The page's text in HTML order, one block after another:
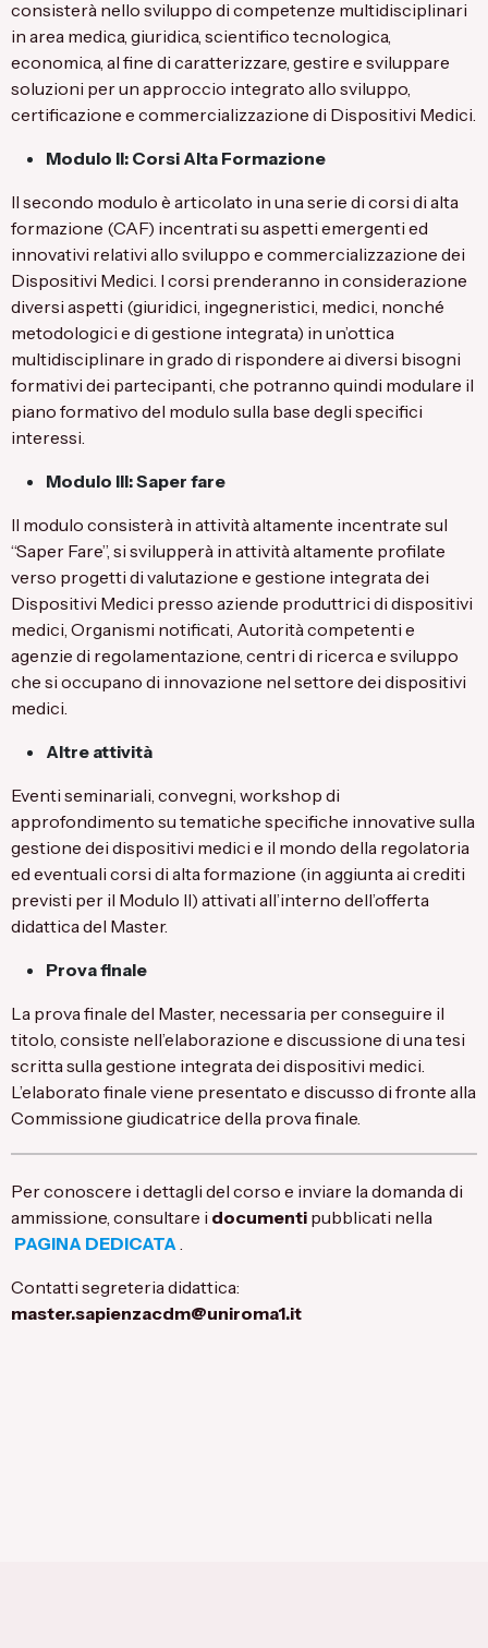
consisterà nello sviluppo di competenze multidisciplinari
in area medica, giuridica, scientifico tecnologica,
economica, al fine di caratterizzare, gestire e sviluppare
soluzioni per un approccio integrato allo sviluppo,
certificazione e commercializzazione di Dispositivi Medici.
Modulo II: Corsi Alta Formazione
Il secondo modulo è articolato in una serie di corsi di alta
formazione (CAF) incentrati su aspetti emergenti ed
innovativi relativi allo sviluppo e commercializzazione dei
Dispositivi Medici. I corsi prenderanno in considerazione
diversi aspetti (giuridici, ingegneristici, medici, nonché
metodologici e di gestione integrata) in un’ottica
multidisciplinare in grado di rispondere ai diversi bisogni
formativi dei partecipanti, che potranno quindi modulare il
piano formativo del modulo sulla base degli specifici
interessi.
Modulo III: Saper fare
Il modulo consisterà in attività altamente incentrate sul
“Saper Fare”, si svilupperà in attività altamente profilate
verso progetti di valutazione e gestione integrata dei
Dispositivi Medici presso aziende produttrici di dispositivi
medici, Organismi notificati, Autorità competenti e
agenzie di regolamentazione, centri di ricerca e sviluppo
che si occupano di innovazione nel settore dei dispositivi
medici.
Altre attività
Eventi seminariali, convegni, workshop di
approfondimento su tematiche specifiche innovative sulla
gestione dei dispositivi medici e il mondo della regolatoria
ed eventuali corsi di alta formazione (in aggiunta ai crediti
previsti per il Modulo II) attivati all’interno dell’offerta
didattica del Master.
Prova finale
La prova finale del Master, necessaria per conseguire il
titolo, consiste nell’elaborazione e discussione di una tesi
scritta sulla gestione integrata dei dispositivi medici.
L’elaborato finale viene presentato e discusso di fronte alla
Commissione giudicatrice della prova finale.
Per conoscere i dettagli del corso e inviare la domanda di
ammissione, consultare i documenti pubblicati nella
PAGINA DEDICATA.
Contatti segreteria didattica:
master.sapienzacdm@uniroma1.it